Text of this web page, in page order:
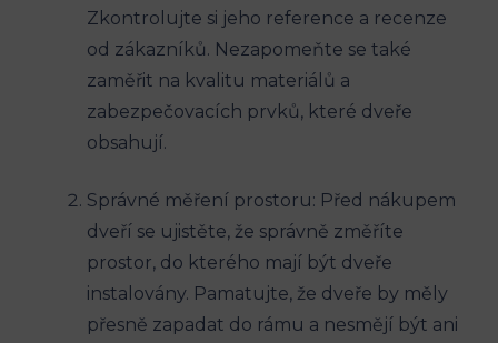
Zkontrolujte si jeho reference a recenze
od zákazníků. Nezapomeňte se také
zaměřit na kvalitu materiálů a
zabezpečovacích prvků, které dveře
obsahují.
Správné měření prostoru: Před nákupem
dveří se ujistěte, že správně změříte
prostor, do kterého mají být dveře
instalovány. Pamatujte, že dveře by měly
přesně zapadat do rámu a nesmějí být ani